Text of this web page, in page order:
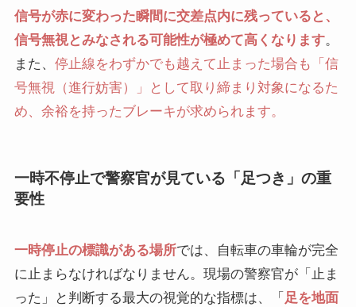
信号が赤に変わった瞬間に交差点内に残っていると、
信号無視とみなされる可能性が極めて高くなります。
また、 停止線をわずかでも越えて止まった場合も「信
号無視（進行妨害）」として取り締まり対象になるた
め、余裕を持ったブレーキが求められます。
一時不停止で警察官が見ている「足つき」の重
要性
一時停止の標識がある場所では、自転車の車輪が完全
に止まらなければなりません。現場の警察官が「止ま
った」と判断する最大の視覚的な指標は、「 足を地面